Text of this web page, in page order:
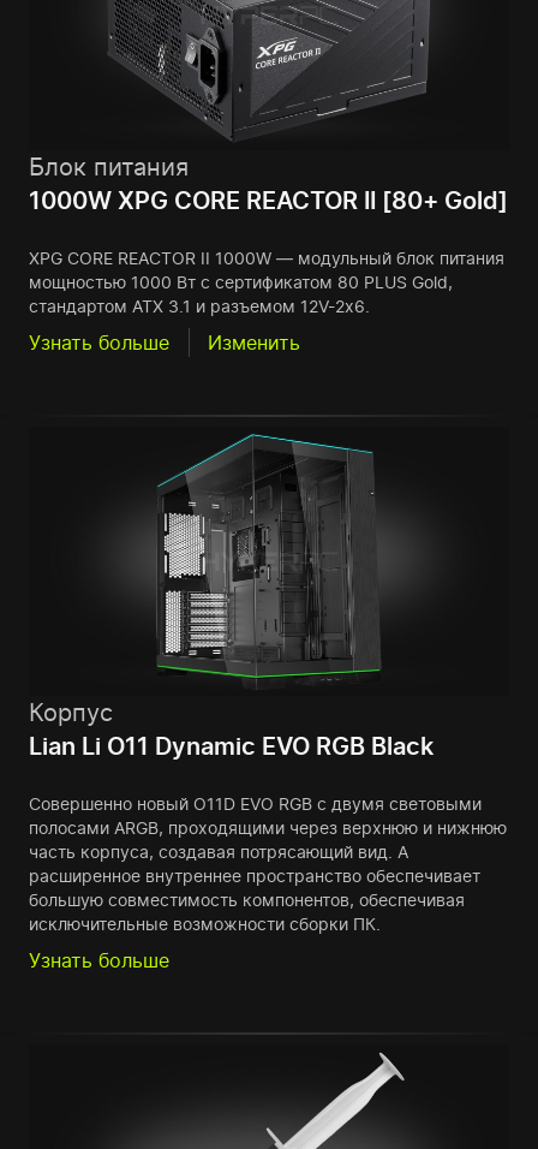
Блок питания
1000W XPG CORE REACTOR II [80+ Gold]
XPG CORE REACTOR II 1000W — модульный блок питания
мощностью 1000 Вт с сертификатом 80 PLUS Gold,
стандартом ATX 3.1 и разъемом 12V-2x6.
Узнать больше Изменить
Корпус
Lian Li O11 Dynamic EVO RGB Black
Совершенно новый O11D EVO RGB с двумя световыми
полосами ARGB, проходящими через верхнюю и нижнюю
часть корпуса, создавая потрясающий вид. А
расширенное внутреннее пространство обеспечивает
большую совместимость компонентов, обеспечивая
исключительные возможности сборки ПК.
Узнать больше